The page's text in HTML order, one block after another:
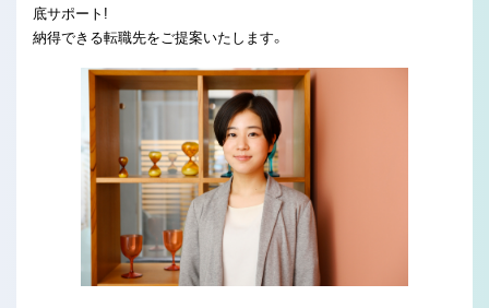
底サポート!
納得できる転職先をご提案いたします。